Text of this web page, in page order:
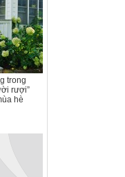
trong
rượi”
hè